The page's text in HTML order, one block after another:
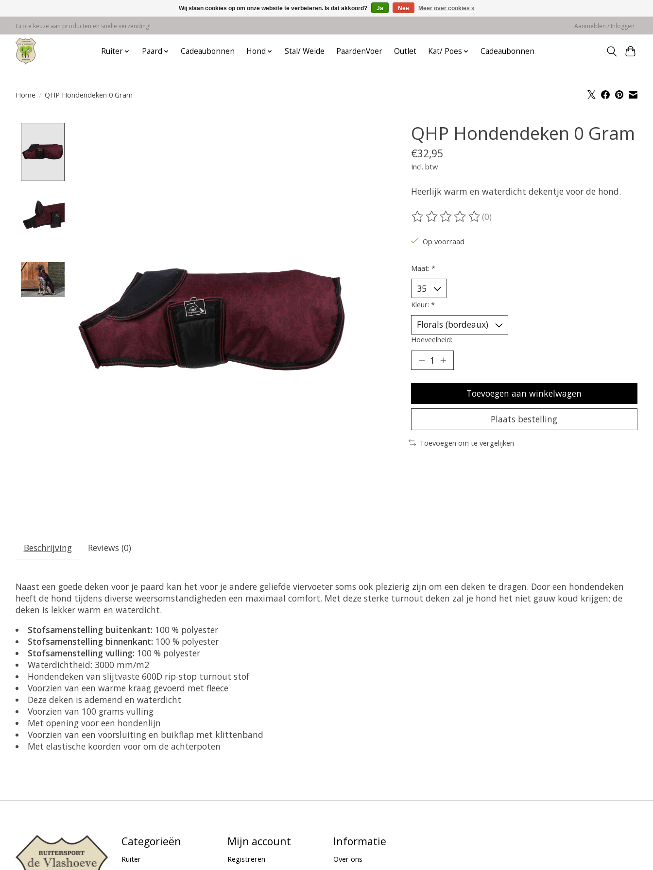
Grote keuze aan producten en snelle verzending! Aanmelden / Inloggen
Ruiter Paard Cadeaubonnen Hond Stal/ Weide PaardenVoer Outlet Kat/ Poes Cadeaubonnen
Home / QHP Hondendeken 0 Gram
QHP Hondendeken 0 Gram
€32,95
Incl. btw
Heerlijk warm en waterdicht dekentje voor de hond.
De beoordeling van dit product is
(0)
Op voorraad
Maat: *
Kleur: *
Hoeveelheid:
Toevoegen aan winkelwagen
Plaats bestelling
Toevoegen om te vergelijken
Beschrijving Reviews (0)
Naast een goede deken voor je paard kan het voor je andere geliefde viervoeter soms ook plezierig zijn om een deken te dragen. Door een hondendeken
heeft de hond tijdens diverse weersomstandigheden een maximaal comfort. Met deze sterke turnout deken zal je hond het niet gauw koud krijgen; de
deken is lekker warm en waterdicht.
Stofsamenstelling buitenkant: 100 % polyester
Stofsamenstelling binnenkant: 100 % polyester
Stofsamenstelling vulling: 100 % polyester
Waterdichtheid: 3000 mm/m2
Hondendeken van slijtvaste 600D rip-stop turnout stof
Voorzien van een warme kraag gevoerd met fleece
Deze deken is ademend en waterdicht
Voorzien van 100 grams vulling
Met opening voor een hondenlijn
Voorzien van een voorsluiting en buikflap met klittenband
Met elastische koorden voor om de achterpoten
Categorieën
Ruiter
Mijn account
Registreren
Informatie
Over ons
Wij slaan cookies op om onze website te verbeteren. Is dat akkoord? Ja Nee Meer over cookies »